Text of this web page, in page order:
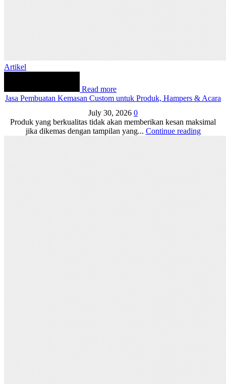
Artikel
Read more
Jasa Pembuatan Kemasan Custom untuk Produk, Hampers & Acara
July 30, 2026 0
Produk yang berkualitas tidak akan memberikan kesan maksimal
jika dikemas dengan tampilan yang... Continue reading